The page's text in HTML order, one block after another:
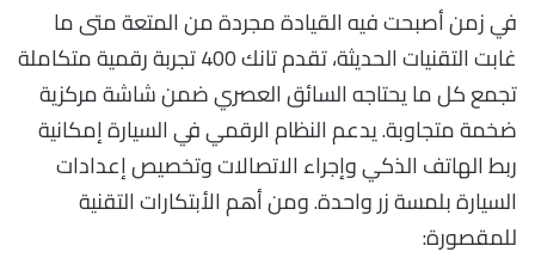
في زمن أصبحت فيه القيادة مجردة من المتعة متى ما
غابت التقنيات الحديثة، تقدم تانك 400 تجربة رقمية متكاملة
تجمع كل ما يحتاجه السائق العصري ضمن شاشة مركزية
ضخمة متجاوبة. يدعم النظام الرقمي في السيارة إمكانية
ربط الهاتف الذكي وإجراء الاتصالات وتخصيص إعدادات
السيارة بلمسة زر واحدة. ومن أهم الأبتكارات التقنية
للمقصورة: